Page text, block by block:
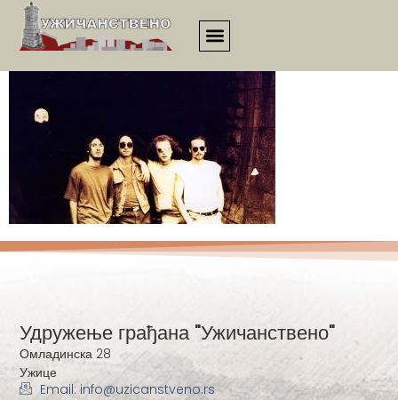
3566
Удружење грађана "Ужичанствено"
Омладинска 28
Ужице
Email: info@uzicanstveno.rs